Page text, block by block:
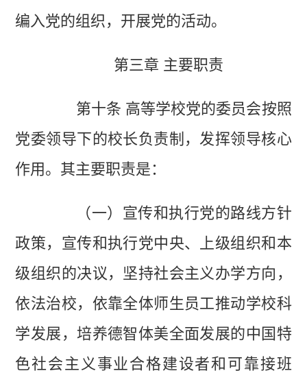
编入党的组织，开展党的活动。
第三章 主要职责
第十条 高等学校党的委员会按照
党委领导下的校长负责制，发挥领导核心
作用。其主要职责是：
（一）宣传和执行党的路线方针
政策，宣传和执行党中央、上级组织和本
级组织的决议，坚持社会主义办学方向，
依法治校，依靠全体师生员工推动学校科
学发展，培养德智体美全面发展的中国特
色社会主义事业合格建设者和可靠接班